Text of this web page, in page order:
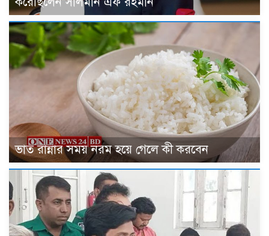
ভাত রান্নার সময় নরম হয়ে গেলে কী করবেন